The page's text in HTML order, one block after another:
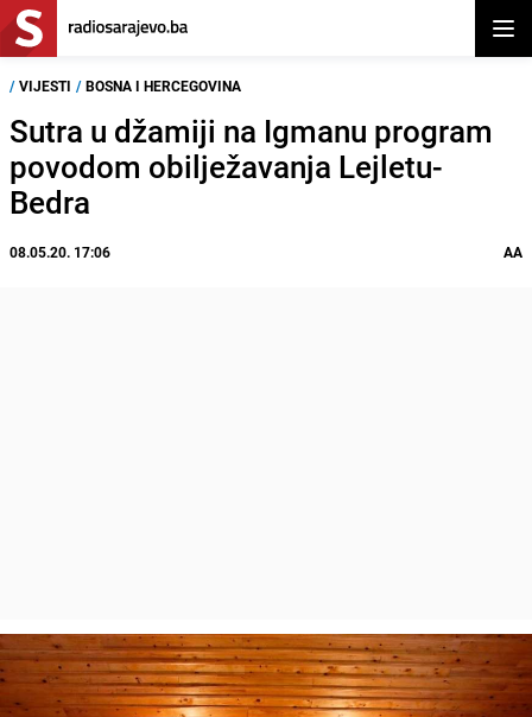
/ VIJESTI / BOSNA I HERCEGOVINA
Sutra u džamiji na Igmanu program
povodom obilježavanja Lejletu-
Bedra
08.05.20. 17:06 AA